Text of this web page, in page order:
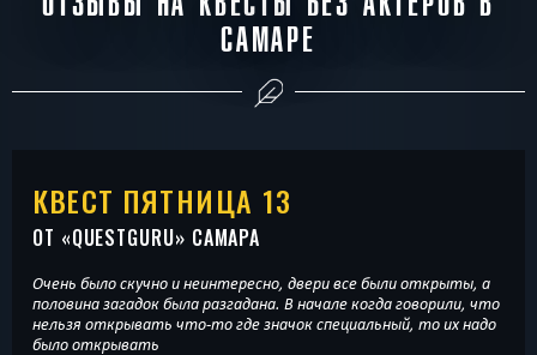
САМАРЕ
КВЕСТ ПЯТНИЦА 13
ОТ «QUESTGURU» САМАРА
Очень было скучно и неинтересно, двери все были открыты, а
половина загадок была разгадана. В начале когда говорили, что
нельзя открывать что-то где значок специальный, то их надо
было открывать